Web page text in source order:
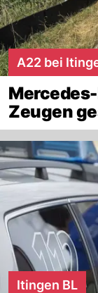
A22 bei
Zeugen
Itingen BL